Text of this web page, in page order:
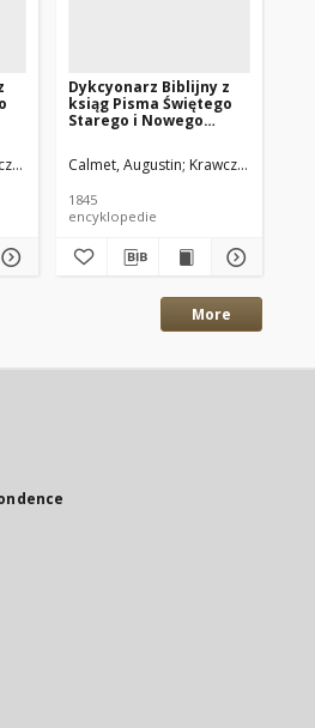
Stanisław. Tł. De Aquila Prospero. Tł.
Dykcyonarz Biblijny z
ksiąg Pisma Świętego
Starego i Nowego
Calmet, Augustin Krawczyński
1845
encyklopedie
More